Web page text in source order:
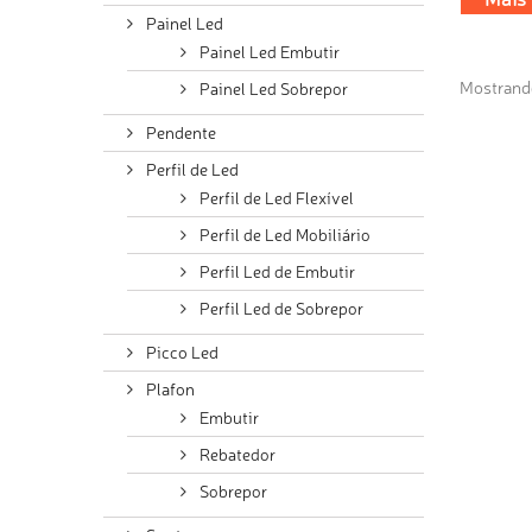
Painel Led
Painel Led Embutir
Painel Led Sobrepor
Pendente
Perfil de Led
Perfil de Led Flexível
Perfil de Led Mobiliário
Perfil Led de Embutir
Perfil Led de Sobrepor
Picco Led
Plafon
Embutir
Rebatedor
Sobrepor